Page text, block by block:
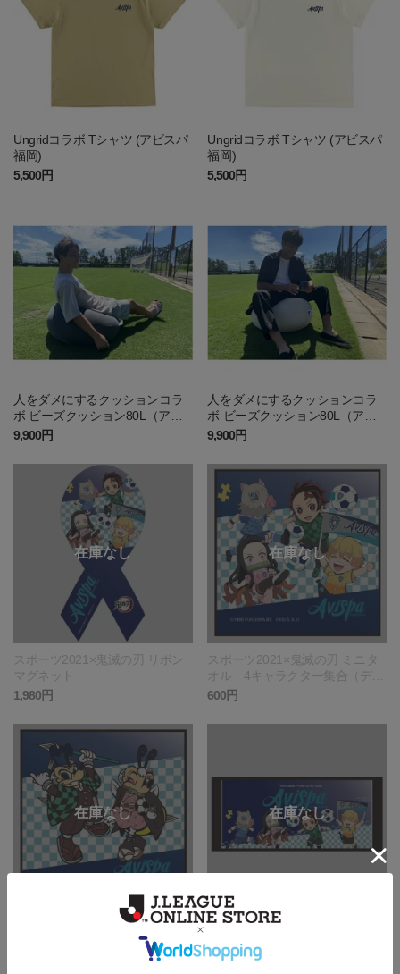
Ungridコラボ Tシャツ (アビスパ
福岡)
5,500円
Ungridコラボ Tシャツ (アビスパ
福岡)
5,500円
人をダメにするクッションコラ
ボ ビーズクッション80L（アビ
スパ福岡）
9,900円
人をダメにするクッションコラ
ボ ビーズクッション80L（アビ
スパ福岡）
9,900円
スポーツ2021×鬼滅の刃 リボン
マグネット
1,980円
スポーツ2021×鬼滅の刃 ミニタ
オル 4キャラクター集合（デフ
ォルメ）
600円
スポーツ2021×鬼滅の刃 ミニタ
オル マスコット着せ替え集合
スポーツ2021×鬼滅の刃 フェイ
2,101円